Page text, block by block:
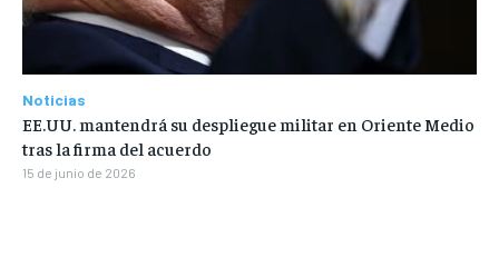
Noticias
EE.UU. mantendrá su despliegue militar en Oriente Medio
tras la firma del acuerdo
15 de junio de 2026